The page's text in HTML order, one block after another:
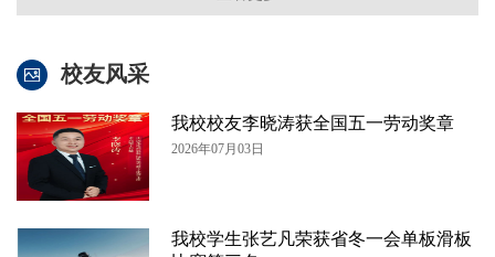
校友风采
我校校友李晓涛获全国五一劳动奖章
2026年07月03日
我校学生张艺凡荣获省冬一会单板滑板